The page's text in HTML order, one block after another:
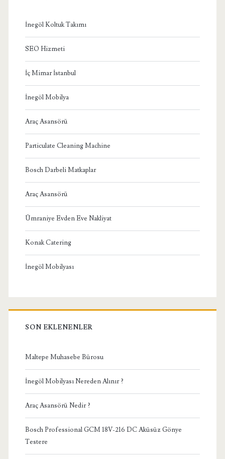
İnegöl Koltuk Takımı
SEO Hizmeti
İç Mimar İstanbul
İnegöl Mobilya
Araç Asansörü
Particulate Cleaning Machine
Bosch Darbeli Matkaplar
Araç Asansörü
Ümraniye Evden Eve Nakliyat
Konak Catering
İnegöl Mobilyası
SON EKLENENLER
Maltepe Muhasebe Bürosu
İnegöl Mobilyası Nereden Alınır ?
Araç Asansörü Nedir ?
Bosch Professional GCM 18V-216 DC Aküsüz Gönye
Testere